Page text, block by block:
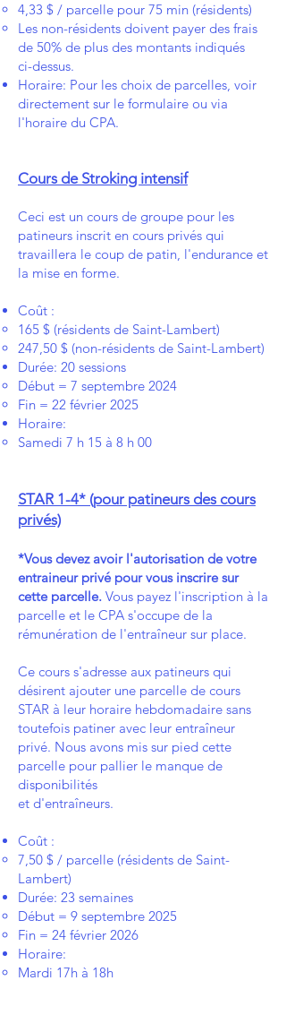
4,33 $ / parcelle pour 75 min (résidents)
Les non-résidents doivent payer des frais
de 50% de plus des montants indiqués
ci-dessus.
Horaire: ​Pour les choix de parcelles, voir
directement sur le formulaire ou via
l'horaire du CPA.
Cours de Stroking intensif
​Ceci est un cours de groupe pour les
patineurs inscrit en cours privés qui
travaillera le coup de patin, l'endurance et
la mise en forme.
Coût :
165 $ (résidents de Saint-Lambert)
247,50 $ (non-résidents de Saint-Lambert)
Durée: 20 sessions
Début = 7 septembre 2024
Fin = 22 février 2025
Horaire:
Samedi 7 h 15 à 8 h 00
STAR 1-4* (pour patineurs des cours
privés)
​*Vous devez avoir l'autorisation de votre
entraineur privé pour vous inscrire sur
cette parcelle. Vous payez l'inscription à la
parcelle et le CPA s'occupe de la
rémunération de l'entraîneur sur place.
Ce cours s'adresse aux patineurs qui
désirent ajouter une parcelle de cours
STAR à leur horaire hebdomadaire sans
toutefois patiner avec leur entraîneur
privé. Nous avons mis sur pied cette
parcelle pour pallier le manque de
disponibilités
et d'entraîneurs.
Coût :
7,50 $ / parcelle (résidents de Saint-
Lambert)
Durée: 23 semaines
Début = 9 septembre 2025
Fin = 24 février 2026
Horaire:
Mardi 17h à 18h